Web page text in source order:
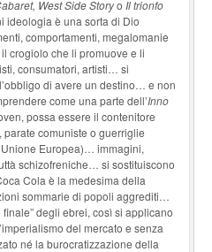
West Side Storyo Il trionfo
ideologia è una sorta di Dio
comportamenti, megalomanie
crogiolo che li promuove e li
consumatori, artisti… si
di avere un destino… e non
come una parte dell’Inno
possa essere il contenitore
comuniste o guerriglie
Europea)… immagini,
schizofreniche… si sostituiscono
Cola è la medesima della
sommarie di popoli aggrediti…
degli ebrei, così si applicano
del mercato e senza
né la burocratizzazione della